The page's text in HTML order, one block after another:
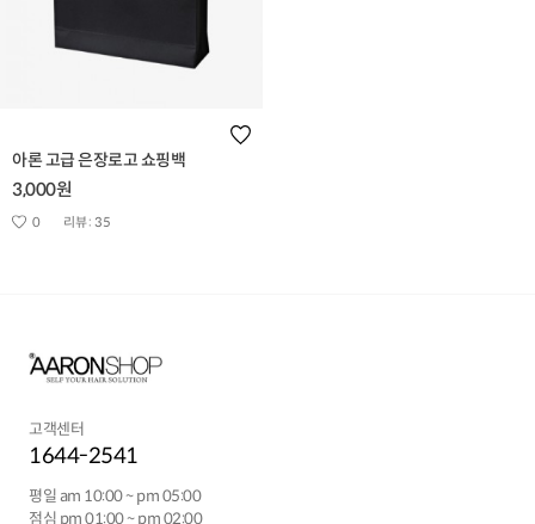
아론 고급 은장로고 쇼핑백
3,000원
0 리뷰 : 35
고객센터
1644-2541
평일 am 10:00 ~ pm 05:00
점심 pm 01:00 ~ pm 02:00